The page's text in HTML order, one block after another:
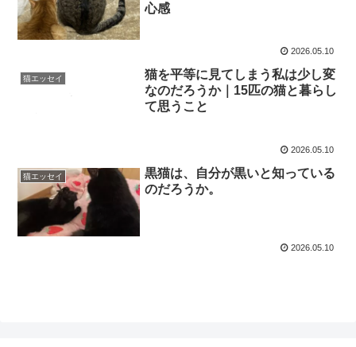
心感
2026.05.10
猫エッセイ
猫を平等に見てしまう私は少し変
なのだろうか｜15匹の猫と暮らし
て思うこと
2026.05.10
猫エッセイ
黒猫は、自分が黒いと知っている
のだろうか。
2026.05.10